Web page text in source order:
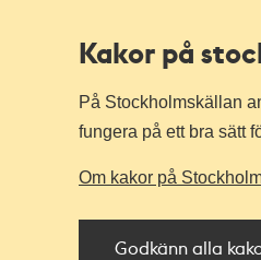
Kakor på
På Stockholmskällan
fungera på ett bra sätt
Om kakor på
Godkänn alla